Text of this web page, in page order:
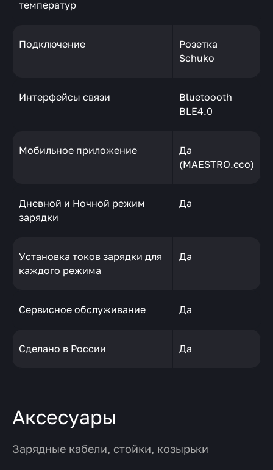
температур
Подключение
Розетка
Schuko
Интерфейсы связи
Bluetoooth
BLE4.0
Мобильное приложение
Да
(MAESTRO.eco)
Дневной и Ночной режим
зарядки
Да
Установка токов зарядки для
каждого режима
Да
Сервисное обслуживание Да
Сделано в России Да
Аксесуары
Зарядные кабели, стойки, козырьки